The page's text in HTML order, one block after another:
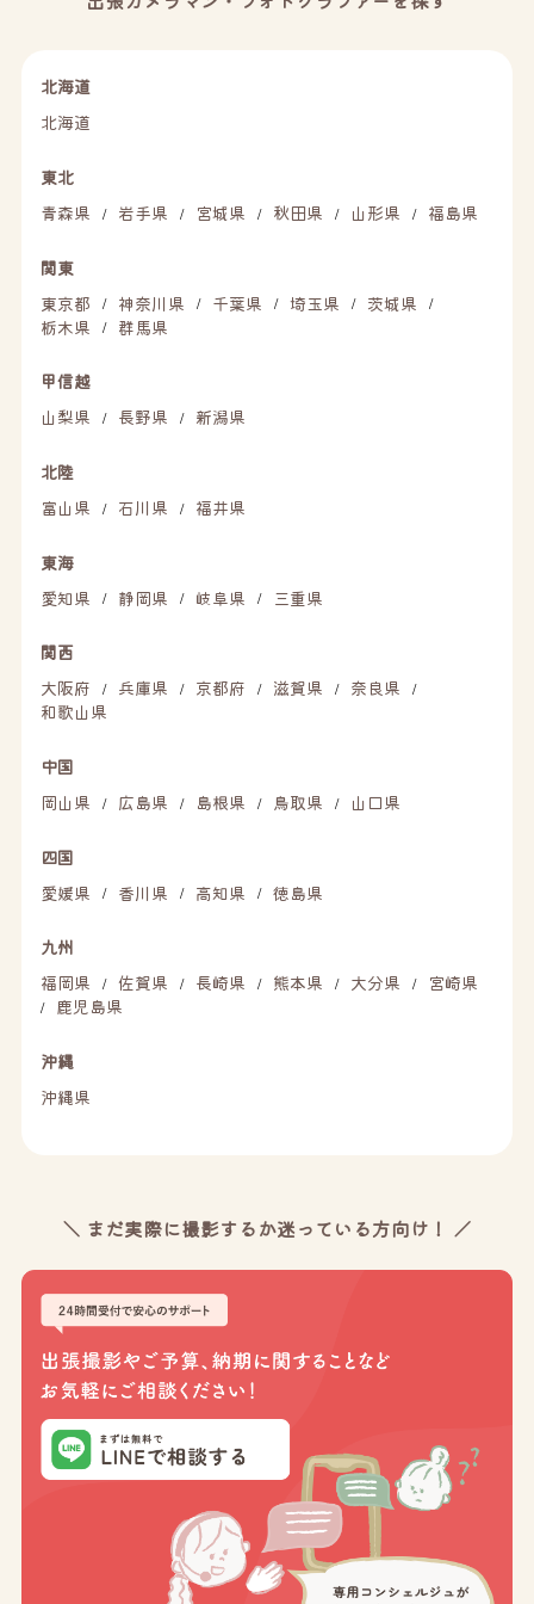
北海道
北海道
東北
青森県
/ 岩手県 / 宮城県 / 秋田県 / 山形県 / 福島県
関東
東京都
/ 神奈川県 / 千葉県 / 埼玉県 / 茨城県 /
栃木県 / 群馬県
甲信越
山梨県
/ 長野県 / 新潟県
北陸
富山県
/ 石川県 / 福井県
東海
愛知県
/ 静岡県 / 岐阜県 / 三重県
関西
大阪府
/ 兵庫県 / 京都府 / 滋賀県 / 奈良県 /
和歌山県
中国
岡山県
/ 広島県 / 島根県 / 鳥取県 / 山口県
四国
愛媛県
/ 香川県 / 高知県 / 徳島県
九州
福岡県
/ 佐賀県 / 長崎県 / 熊本県 / 大分県 / 宮崎県
/ 鹿児島県
沖縄
沖縄県
＼ まだ実際に撮影するか迷っている方向け！ ／